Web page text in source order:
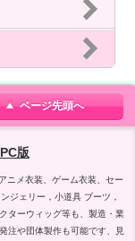
ページ先頭へ
PC版
ニメ衣装、ゲーム衣装、セー
ジェリー，小道具 ブーツ，
ターウィッグ等も、製造・業
注や団体製作も可能です、見